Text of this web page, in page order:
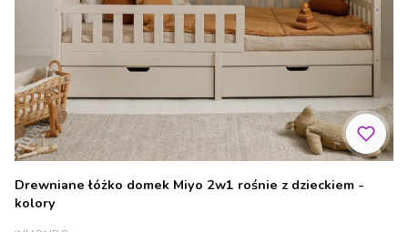
Drewniane łóżko domek Miyo 2w1 rośnie z dzieckiem -
kolory